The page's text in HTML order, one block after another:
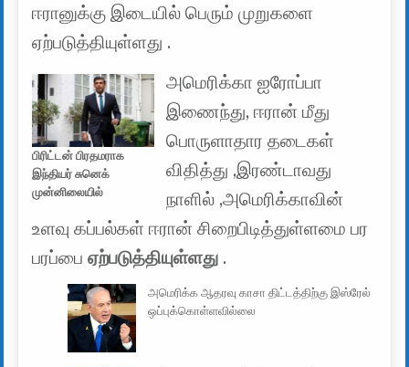
ஈரானுக்கு இடையில் பெரும் முறுகளை
ஏற்படுத்தியுள்ளது .
பிரிட்டன் பிரதமராக
இந்தியர் சுனெக்
முன்னிலையில்
அமெரிக்கா ஐரோப்பா
இணைந்து, ஈரான் மீது
பொருளாதார தடைகள்
விதித்து ,இரண்டாவது
நாளில் ,அமெரிக்காவின்
உளவு கப்பல்கள் ஈரான் சிறைபிடித்துள்ளமை பர
பரப்பைஏற்படுத்தியுள்ளது .
அமெரிக்க ஆதரவு காசா திட்டத்திற்கு இஸ்ரேல்
ஒப்புக்கொள்ளவில்லை